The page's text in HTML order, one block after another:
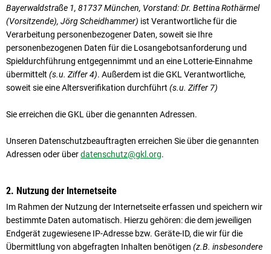
Bayerwaldstraße 1, 81737 München, Vorstand: Dr. Bettina Rothärmel
(Vorsitzende), Jörg Scheidhammer) ist Verantwortliche für die
Verarbeitung personenbezogener Daten, soweit sie Ihre
personenbezogenen Daten für die Losangebotsanforderung und
Spieldurchführung entgegennimmt und an eine Lotterie-Einnahme
übermittelt (s.u. Ziffer 4). Außerdem ist die GKL Verantwortliche,
soweit sie eine Altersverifikation durchführt (s.u. Ziffer 7)
Sie erreichen die GKL über die genannten Adressen.
Unseren Datenschutzbeauftragten erreichen Sie über die genannten
Adressen oder überdatenschutz@gkl.org.
2. Nutzung der Internetseite
Im Rahmen der Nutzung der Internetseite erfassen und speichern wir
bestimmte Daten automatisch. Hierzu gehören: die dem jeweiligen
Endgerät zugewiesene IP-Adresse bzw. Geräte-ID, die wir für die
Übermittlung von abgefragten Inhalten benötigen (z.B. insbesondere